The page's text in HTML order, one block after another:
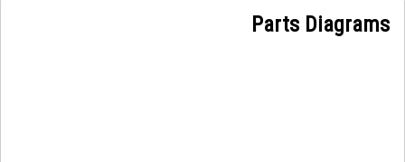
Parts Diagrams